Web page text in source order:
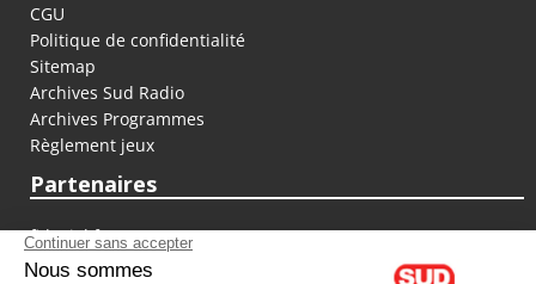
CGU
Politique de confidentialité
Sitemap
Archives Sud Radio
Archives Programmes
Règlement jeux
Partenaires
fiducial.fr
lyoncapitale.fr